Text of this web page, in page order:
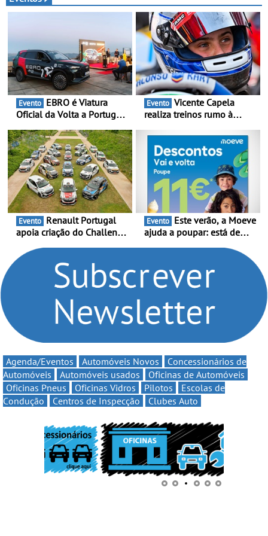
lançamento, os primeiros
manutenção incluída
Evento
Oficial da Volta a Portugal
presença nacional ao lado
da mítica prova de ciclismo
e leva a sua gama SUV
multi-energia às estradas
de Portugal
Evento
realiza treinos rumo à
Portugal Karting e mira boa
estreia - O Campeonato
Portugal Karting 2026
decorre entre 1 de Março e
6 de Setembro
Evento
apoia criação do Challenge
compromisso com o
automobilismo nacional
continua em 2026
Evento
ajuda a poupar: está de
Volta” com descontos de
Agenda/Eventos Automóveis Novos
Concessionários de
Automóveis
Automóveis usados
Oficinas de Automóveis
Oficinas Pneus
Oficinas Vidros Pilotos
Escolas de
Condução
Centros de Inspecção Clubes Auto